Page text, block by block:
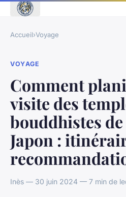
Accueil›Voyage
VOYAGE
Comment
visite des
bouddhistes
Japon :
Inès — 30 juin 2024 — 7 min de